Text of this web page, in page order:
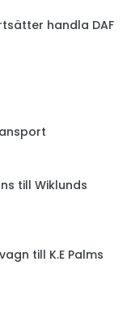
handla DAF
till Wiklunds
till K.E Palms